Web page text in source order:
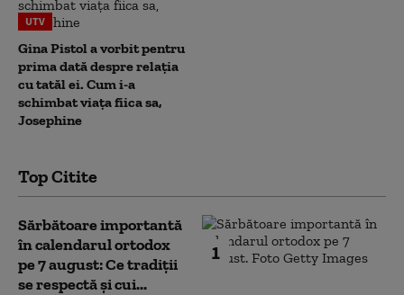
UTV
Gina Pistol a vorbit pentru
prima dată despre relația
cu tatăl ei. Cum i-a
schimbat viața fiica sa,
Josephine
Top Citite
1
Sărbătoare importantă
în calendarul ortodox
pe 7 august: Ce tradiții
se respectă și cui...